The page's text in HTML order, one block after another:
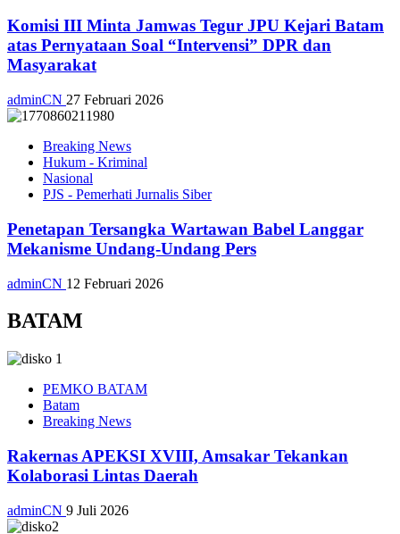
Komisi III Minta Jamwas Tegur JPU Kejari Batam
atas Pernyataan Soal “Intervensi” DPR dan
Masyarakat
adminCN 27 Februari 2026
Breaking News
Hukum - Kriminal
Nasional
PJS - Pemerhati Jurnalis Siber
Penetapan Tersangka Wartawan Babel Langgar
Mekanisme Undang-Undang Pers
adminCN 12 Februari 2026
BATAM
PEMKO BATAM
Batam
Breaking News
Rakernas APEKSI XVIII, Amsakar Tekankan
Kolaborasi Lintas Daerah
adminCN 9 Juli 2026